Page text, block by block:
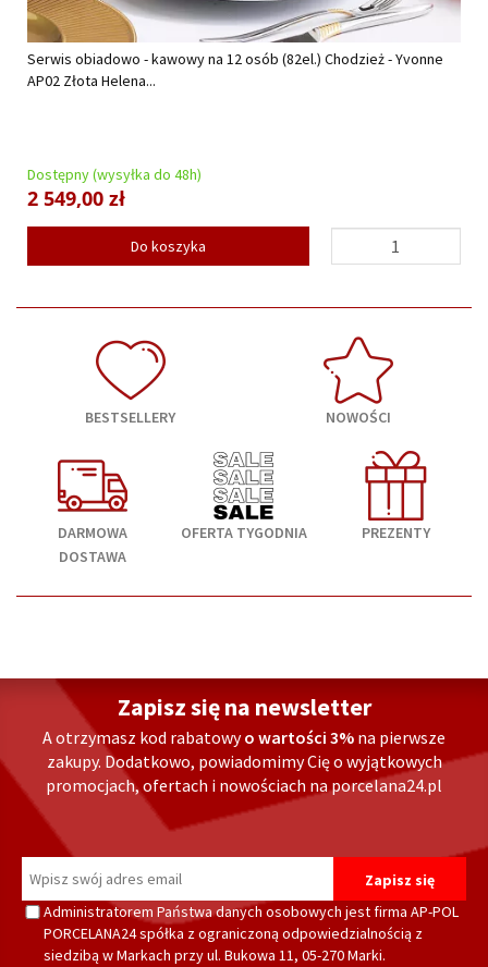
Serwis obiadowo - kawowy na 12 osób (82el.) Chodzież - Yvonne
AP02 Złota Helena...
Dostępny (wysyłka do 48h)
2 549,00 zł
Do koszyka
BESTSELLERY NOWOŚCI
DARMOWA
DOSTAWA
OFERTA TYGODNIA PREZENTY
Zapisz się na newsletter
A otrzymasz kod rabatowyo wartości 3% na pierwsze
zakupy. Dodatkowo, powiadomimy Cię o wyjątkowych
promocjach, ofertach i nowościach na porcelana24.pl
Administratorem Państwa danych osobowych jest firma AP-POL
PORCELANA24 spółka z ograniczoną odpowiedzialnością z
siedzibą w Markach przy ul. Bukowa 11, 05-270 Marki.